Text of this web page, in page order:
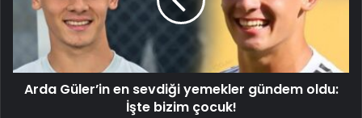
Arda Güler’in en sevdiği yemekler gündem oldu:
İşte bizim çocuk!